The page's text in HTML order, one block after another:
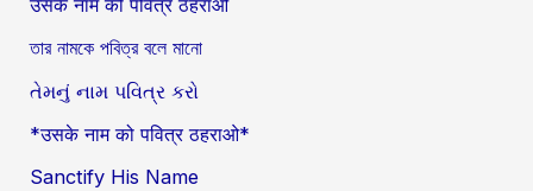
उसके नाम को पवित्र ठहराओ
তার নামকে পবিত্র বলে মানো
તેમનું નામ પવિત્ર કરો
*उसके नाम को पवित्र ठहराओ*
Sanctify His Name